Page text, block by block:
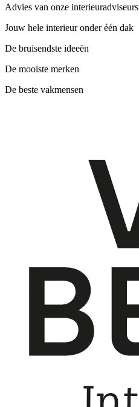
Advies van onze interieuradviseurs
Jouw hele interieur onder één dak
De bruisendste ideeën
De mooiste merken
De beste vakmensen